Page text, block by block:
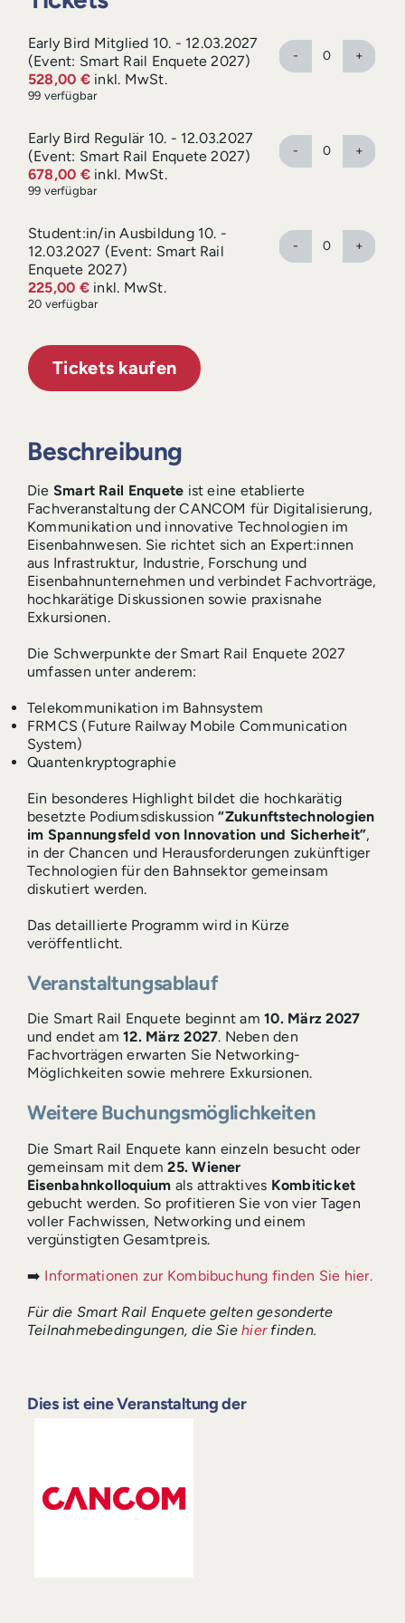
Early Bird Mitglied 10. - 12.03.2027
(Event: Smart Rail Enquete 2027)
528,00 € inkl. MwSt.
99 verfügbar
Anzahl
Early Bird Regulär 10. - 12.03.2027
(Event: Smart Rail Enquete 2027)
678,00 € inkl. MwSt.
99 verfügbar
Anzahl
Student:in/in Ausbildung 10. -
12.03.2027 (Event: Smart Rail
Enquete 2027)
225,00 € inkl. MwSt.
20 verfügbar
Anzahl
Tickets kaufen
Beschreibung
Die Smart Rail Enquete ist eine etablierte
Fachveranstaltung der CANCOM für Digitalisierung,
Kommunikation und innovative Technologien im
Eisenbahnwesen. Sie richtet sich an Expert:innen
aus Infrastruktur, Industrie, Forschung und
Eisenbahnunternehmen und verbindet Fachvorträge,
hochkarätige Diskussionen sowie praxisnahe
Exkursionen.
Die Schwerpunkte der Smart Rail Enquete 2027
umfassen unter anderem:
Telekommunikation im Bahnsystem
FRMCS (Future Railway Mobile Communication
System)
Quantenkryptographie
Ein besonderes Highlight bildet die hochkarätig
besetzte Podiumsdiskussion “Zukunftstechnologien
im Spannungsfeld von Innovation und Sicherheit”,
in der Chancen und Herausforderungen zukünftiger
Technologien für den Bahnsektor gemeinsam
diskutiert werden.
Das detaillierte Programm wird in Kürze
veröffentlicht.
Veranstaltungsablauf
Die Smart Rail Enquete beginnt am10. März 2027
und endet am12. März 2027. Neben den
Fachvorträgen erwarten Sie Networking-
Möglichkeiten sowie mehrere Exkursionen.
Weitere Buchungsmöglichkeiten
Die Smart Rail Enquete kann einzeln besucht oder
gemeinsam mit dem25. Wiener
Eisenbahnkolloquium als attraktives Kombiticket
gebucht werden. So profitieren Sie von vier Tagen
voller Fachwissen, Networking und einem
vergünstigten Gesamtpreis.
➡️ Informationen zur Kombibuchung finden Sie hier.
Für die Smart Rail Enquete gelten gesonderte
Teilnahmebedingungen, die Siehierfinden.
Dies ist eine Veranstaltung der